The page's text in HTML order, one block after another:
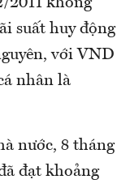
suất huy động
với VND
nhân là
nước, 8 tháng
đạt khoảng